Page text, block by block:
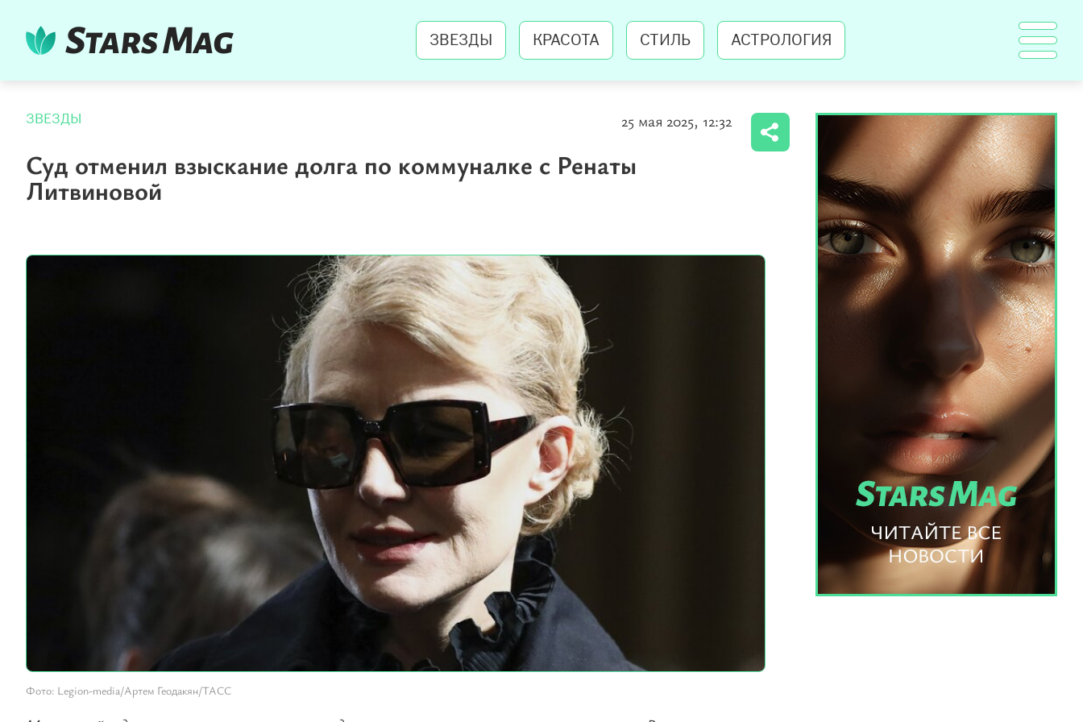
ЗВЕЗДЫ КРАСОТА СТИЛЬ АСТРОЛОГИЯ
ЗВЕЗДЫ 25 мая 2025, 12:32
Суд отменил взыскание долга по коммуналке с Ренаты
Литвиновой
Фото: Legion-media/Артем Геодакян/ТАСС